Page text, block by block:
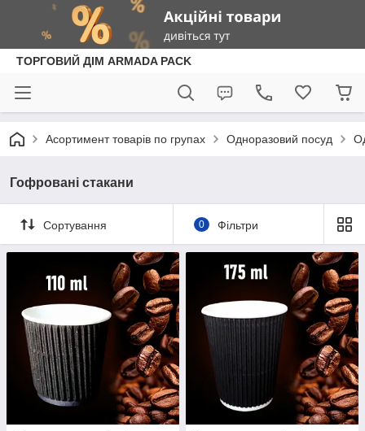
ТОРГОВИЙ ДІМ ARMADA PACK
Асортимент товарів по групах Одноразовий посуд
Гофровані стакани
Сортування 0 Фільтри